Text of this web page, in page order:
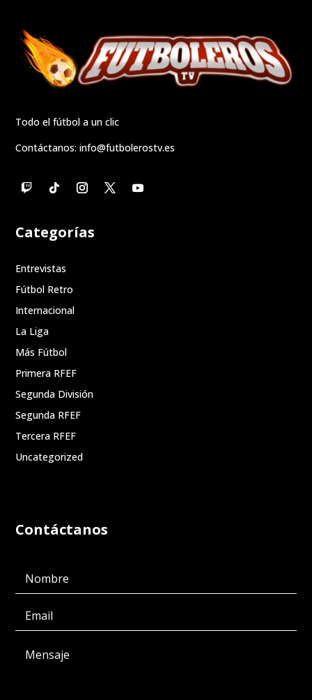
Todo el fútbol a un clic
Contáctanos:info@futbolerostv.es
Categorías
Entrevistas
Fútbol Retro
Internacional
La Liga
Más Fútbol
Primera RFEF
Segunda División
Segunda RFEF
Tercera RFEF
Uncategorized
Contáctanos